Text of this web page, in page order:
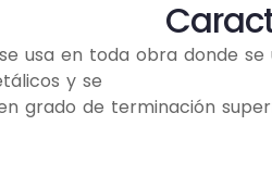
se usa en toda obra donde
y se
grado de terminación